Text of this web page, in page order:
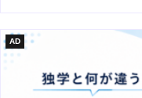
AD